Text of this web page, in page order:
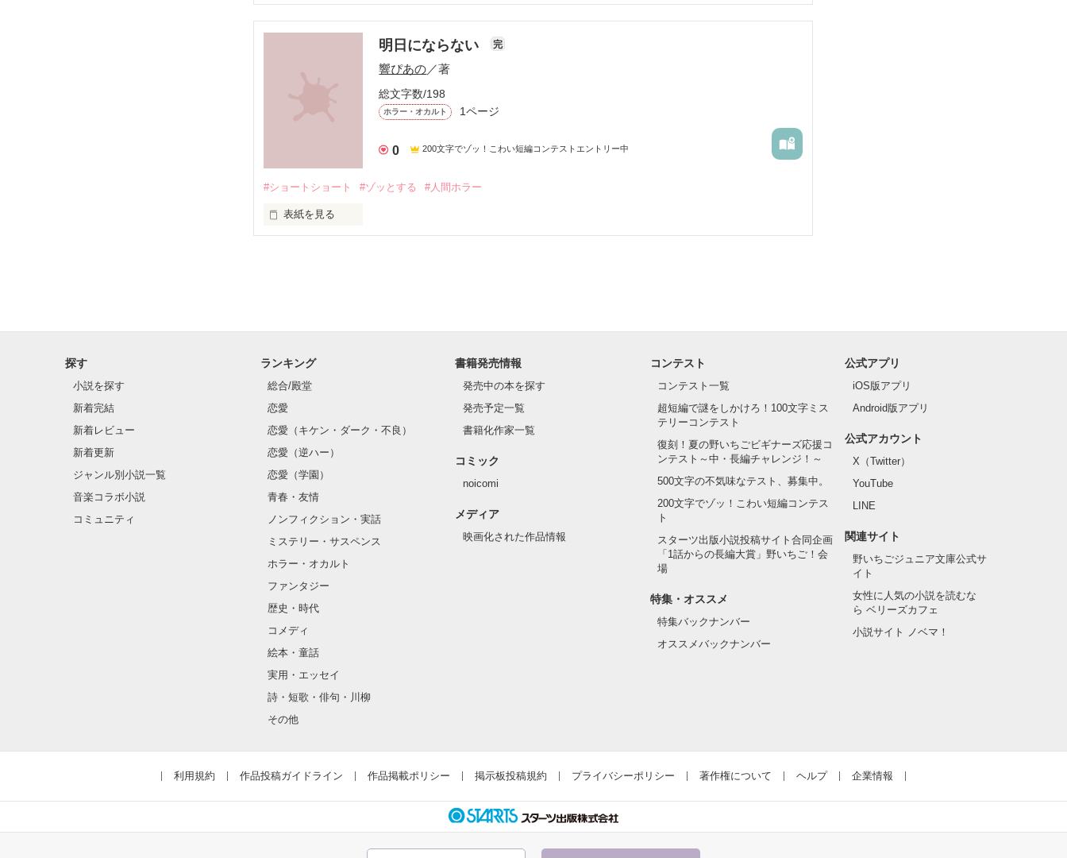
明日にならない 完
響ぴあの／著
総文字数/198
ホラー・オカルト 1ページ
0 200文字でゾッ！こわい短編コンテストエントリー中
#ショートショート #ゾッとする #人間ホラー
表紙を見る
作品を読む
探す
小説を探す
新着完結
新着レビュー
新着更新
ジャンル別小説一覧
音楽コラボ小説
コミュニティ
ランキング
総合/殿堂
恋愛
恋愛（キケン・ダーク・不良）
恋愛（逆ハー）
恋愛（学園）
青春・友情
ノンフィクション・実話
ミステリー・サスペンス
ホラー・オカルト
ファンタジー
歴史・時代
コメディ
絵本・童話
実用・エッセイ
詩・短歌・俳句・川柳
その他
書籍発売情報
発売中の本を探す
発売予定一覧
書籍化作家一覧
コミック
noicomi
メディア
映画化された作品情報
コンテスト
コンテスト一覧
超短編で謎をしかけろ！100文字ミス
テリーコンテスト
復刻！夏の野いちごビギナーズ応援コ
ンテスト～中・長編チャレンジ！～
500文字の不気味なテスト、募集中。
200文字でゾッ！こわい短編コンテス
ト
スターツ出版小説投稿サイト合同企画
「1話からの長編大賞」野いちご！会
場
特集・オススメ
特集バックナンバー
オススメバックナンバー
公式アプリ
iOS版アプリ
Android版アプリ
公式アカウント
X（Twitter）
YouTube
LINE
関連サイト
野いちごジュニア文庫公式サ
イト
女性に人気の小説を読むな
ら ベリーズカフェ
小説サイト ノベマ！
利用規約 作品投稿ガイドライン 作品掲載ポリシー 掲示板投稿規約 プライバシーポリシー 著作権について ヘルプ 企業情報